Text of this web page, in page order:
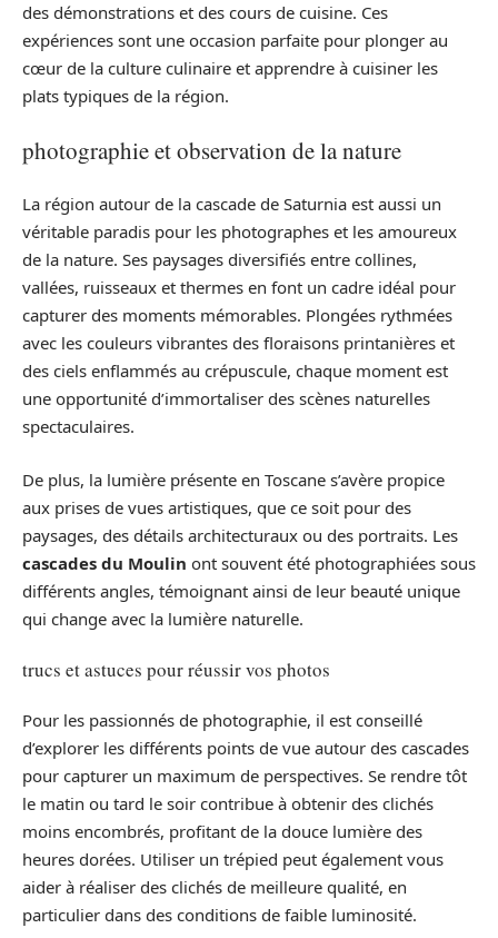
des démonstrations et des cours de cuisine. Ces
expériences sont une occasion parfaite pour plonger au
cœur de la culture culinaire et apprendre à cuisiner les
plats typiques de la région.
photographie et observation de la nature
La région autour de la cascade de Saturnia est aussi un
véritable paradis pour les photographes et les amoureux
de la nature. Ses paysages diversifiés entre collines,
vallées, ruisseaux et thermes en font un cadre idéal pour
capturer des moments mémorables. Plongées rythmées
avec les couleurs vibrantes des floraisons printanières et
des ciels enflammés au crépuscule, chaque moment est
une opportunité d’immortaliser des scènes naturelles
spectaculaires.
De plus, la lumière présente en Toscane s’avère propice
aux prises de vues artistiques, que ce soit pour des
paysages, des détails architecturaux ou des portraits. Les
cascades du Moulin ont souvent été photographiées sous
différents angles, témoignant ainsi de leur beauté unique
qui change avec la lumière naturelle.
trucs et astuces pour réussir vos photos
Pour les passionnés de photographie, il est conseillé
d’explorer les différents points de vue autour des cascades
pour capturer un maximum de perspectives. Se rendre tôt
le matin ou tard le soir contribue à obtenir des clichés
moins encombrés, profitant de la douce lumière des
heures dorées. Utiliser un trépied peut également vous
aider à réaliser des clichés de meilleure qualité, en
particulier dans des conditions de faible luminosité.